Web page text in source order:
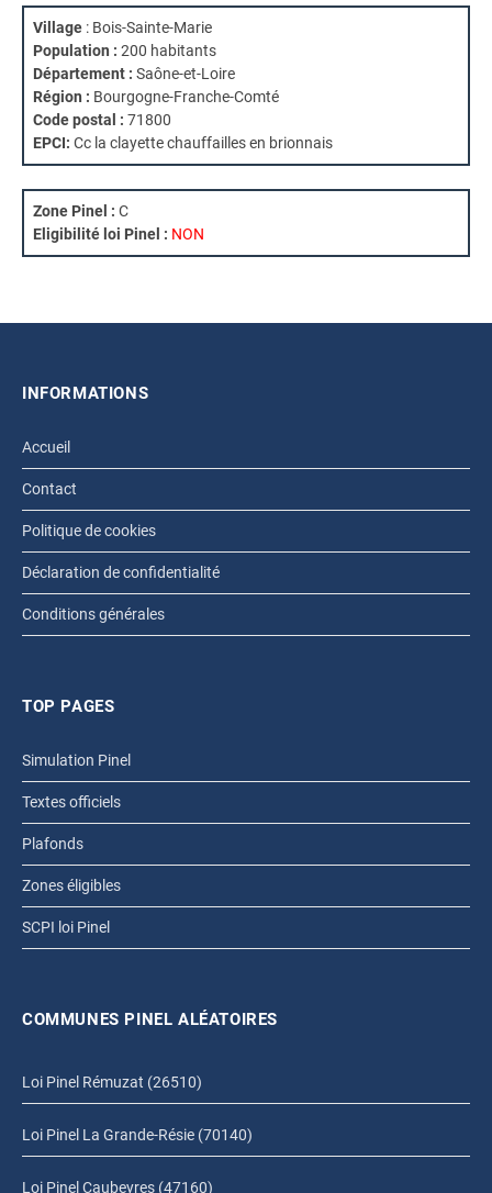
Village : Bois-Sainte-Marie
Population : 200 habitants
Département : Saône-et-Loire
Région : Bourgogne-Franche-Comté
Code postal : 71800
EPCI: Cc la clayette chauffailles en brionnais
Zone Pinel : C
Eligibilité loi Pinel : NON
INFORMATIONS
Accueil
Contact
Politique de cookies
Déclaration de confidentialité
Conditions générales
TOP PAGES
Simulation Pinel
Textes officiels
Plafonds
Zones éligibles
SCPI loi Pinel
COMMUNES PINEL ALÉATOIRES
Loi Pinel Rémuzat (26510)
Loi Pinel La Grande-Résie (70140)
Loi Pinel Caubeyres (47160)